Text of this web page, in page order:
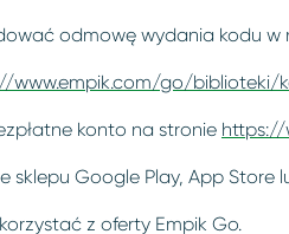
odmowę wydania kodu w
www.empik.com/go/biblioteki/
konto na stronie https://
sklepu Google Play, App Store
z oferty Empik Go.